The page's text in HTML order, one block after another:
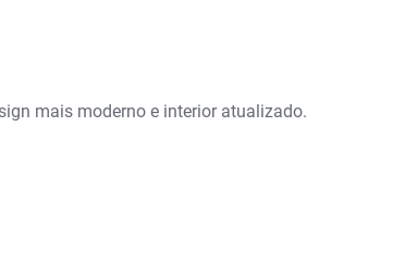
mais moderno e interior atualizado.